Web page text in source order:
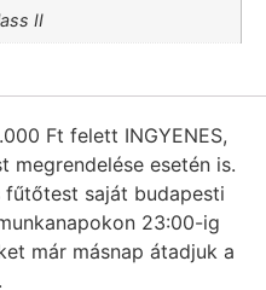
II
Ft felett INGYENES,
megrendelése esetén is.
saját budapesti
23:00-ig
már másnap átadjuk a